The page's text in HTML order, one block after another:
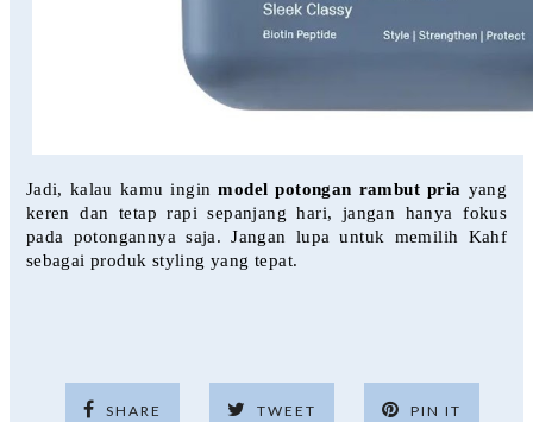
Jadi, kalau kamu ingin model potongan rambut pria yang
keren dan tetap rapi sepanjang hari, jangan hanya fokus
pada potongannya saja. Jangan lupa untuk memilih Kahf
sebagai produk styling yang tepat.
SHARE TWEET PIN IT